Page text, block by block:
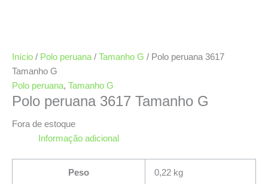
Início / Polo peruana / Tamanho G / Polo peruana 3617
Tamanho G
Polo peruana, Tamanho G
Polo peruana 3617 Tamanho G
Fora de estoque
Informação adicional
Peso 0,22 kg